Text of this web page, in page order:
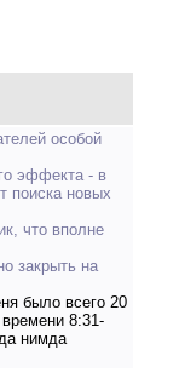
особой
эффекта - в
поиска новых
что вполне
закрыть на
было всего 20
8:31-
нимда